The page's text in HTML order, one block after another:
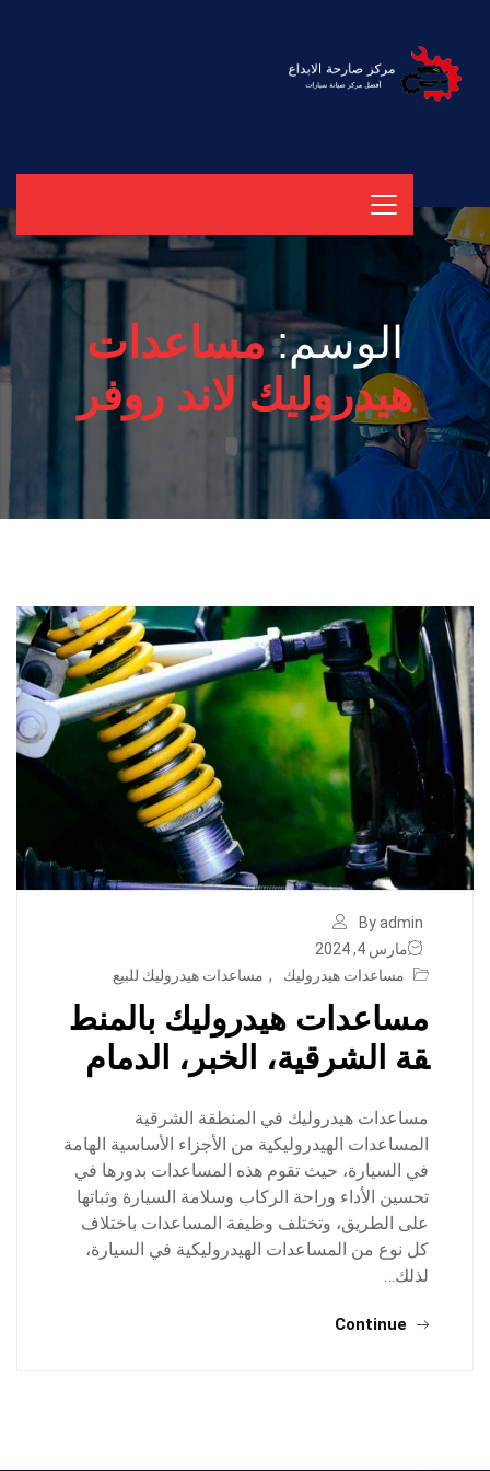
الوسم:مساعدات
هيدروليك لاند روفر
By admin
مارس 4, 2024
مساعدات هيدروليك
, مساعدات هيدروليك للبيع
مساعدات هيدروليك بالمنط
قة الشرقية، الخبر، الدمام
مساعدات هيدروليك في المنطقة الشرقية
المساعدات الهيدروليكية من الأجزاء الأساسية الهامة
في السيارة، حيث تقوم هذه المساعدات بدورها في
تحسين الأداء وراحة الركاب وسلامة السيارة وثباتها
على الطريق، وتختلف وظيفة المساعدات باختلاف
كل نوع من المساعدات الهيدروليكية في السيارة،
لذلك…
Continue